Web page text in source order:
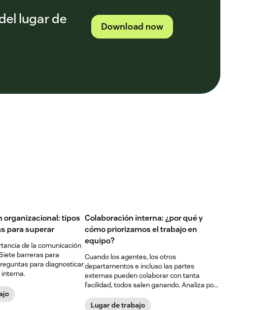
lugar de
Download now
organizacional: tipos
para superar
de la comunicación
barreras para
para diagnosticar
Colaboración interna: ¿por qué y
cómo priorizamos el trabajo en
equipo?
Cuando los agentes, los otros
departamentos e incluso las partes
externas pueden colaborar con tanta
facilidad, todos salen ganando. Analiza por
una atención al cliente excelente
Lugar de trabajo